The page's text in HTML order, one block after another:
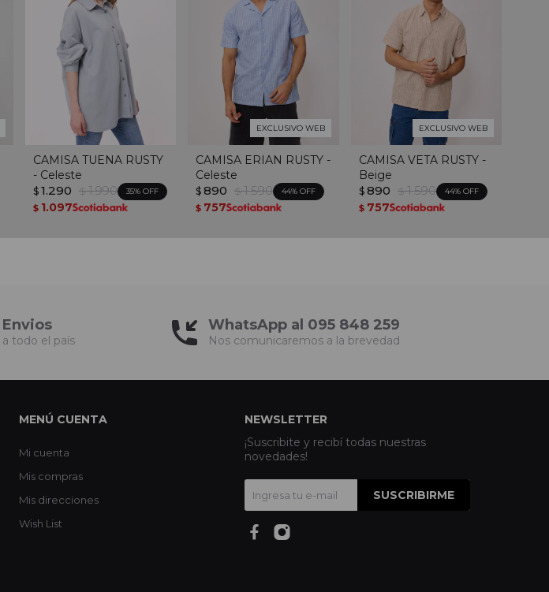
CAMISA TUENA RUSTY
- Celeste
$ 1.290 $ 1.990 35
$ 1.097
EXCLUSIVO WEB
CAMISA ERIAN RUSTY -
Celeste
$ 890 $ 1.590 44
$ 757
EXCLUSIVO WEB
CAMISA VETA RUSTY -
Beige
$ 890 $ 1.590 44
$ 757
Envios
a todo el país
WhatsApp al 095 848 259
Nos comunicaremos a la brevedad
MENÚ CUENTA
Mi cuenta
Mis compras
Mis direcciones
Wish List
NEWSLETTER
¡Suscribite y recibí todas nuestras
novedades!
SUSCRIBIRME